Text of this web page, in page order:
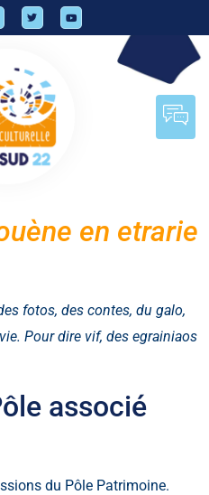
en etrarie
fotos, des contes, du galo,
Pour dire vif, des egrainiaos
associé
du Pôle Patrimoine.